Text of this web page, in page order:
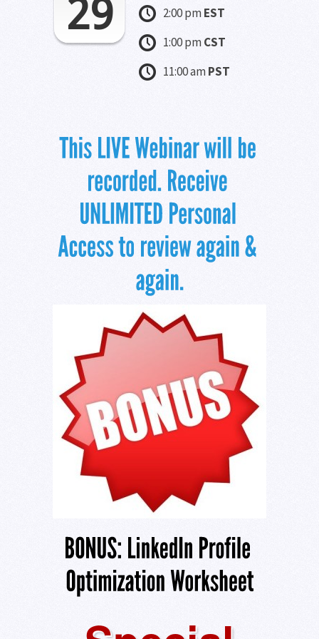
29 2:00 pmEST
1:00 pmCST
11:00 amPST